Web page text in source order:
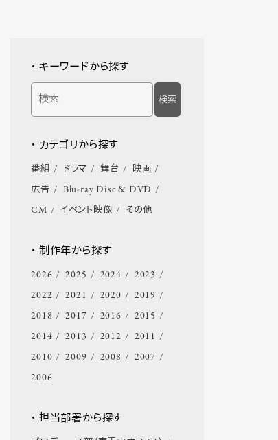
・ キーワードから探す
検索
・ カテゴリから探す
番組 ドラマ 舞台
映画
広告
Blu-ray Disc & DVD
CM
イベント映像 その他
・ 制作年から探す
2026 2025 2024
2023
2022
2021 2020
2019
2018
2017 2016
2015
2014
2013 2012
2011
2010
2009 2008
2007
2006
・ 担当部署から探す